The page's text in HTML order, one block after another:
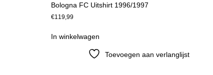
Bologna FC Uitshirt 1996/1997
€119,99
In winkelwagen
Toevoegen aan verlanglijst